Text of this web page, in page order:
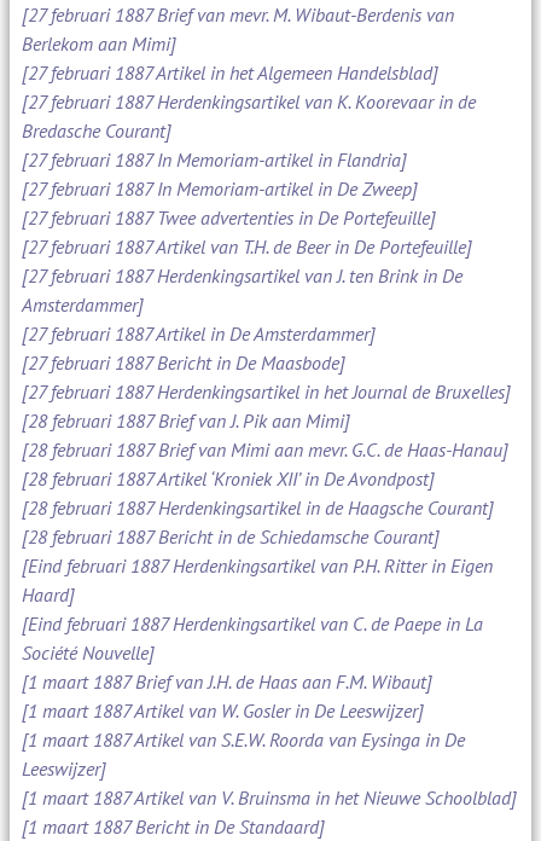
[27 februari 1887 Brief van mevr. M. Wibaut-Berdenis van
Berlekom aan Mimi]
[27 februari 1887 Artikel in het Algemeen Handelsblad]
[27 februari 1887 Herdenkingsartikel van K. Koorevaar in de
Bredasche Courant]
[27 februari 1887 In Memoriam-artikel in Flandria]
[27 februari 1887 In Memoriam-artikel in De Zweep]
[27 februari 1887 Twee advertenties in De Portefeuille]
[27 februari 1887 Artikel van T.H. de Beer in De Portefeuille]
[27 februari 1887 Herdenkingsartikel van J. ten Brink in De
Amsterdammer]
[27 februari 1887 Artikel in De Amsterdammer]
[27 februari 1887 Bericht in De Maasbode]
[27 februari 1887 Herdenkingsartikel in het Journal de Bruxelles]
[28 februari 1887 Brief van J. Pik aan Mimi]
[28 februari 1887 Brief van Mimi aan mevr. G.C. de Haas-Hanau]
[28 februari 1887 Artikel ‘Kroniek XII’ in De Avondpost]
[28 februari 1887 Herdenkingsartikel in de Haagsche Courant]
[28 februari 1887 Bericht in de Schiedamsche Courant]
[Eind februari 1887 Herdenkingsartikel van P.H. Ritter in Eigen
Haard]
[Eind februari 1887 Herdenkingsartikel van C. de Paepe in La
Société Nouvelle]
[1 maart 1887 Brief van J.H. de Haas aan F.M. Wibaut]
[1 maart 1887 Artikel van W. Gosler in De Leeswijzer]
[1 maart 1887 Artikel van S.E.W. Roorda van Eysinga in De
Leeswijzer]
[1 maart 1887 Artikel van V. Bruinsma in het Nieuwe Schoolblad]
[1 maart 1887 Bericht in De Standaard]